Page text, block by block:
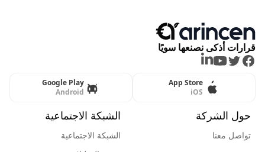
قرارات أذكى نصنعها سويًا
Facebook
Twitter
Youtube
LinkedIn
App Store
iOS
Google Play
Android
حول الشركة
تواصل معنا
الشبكة الاجتماعية
الشبكة الاجتماعية